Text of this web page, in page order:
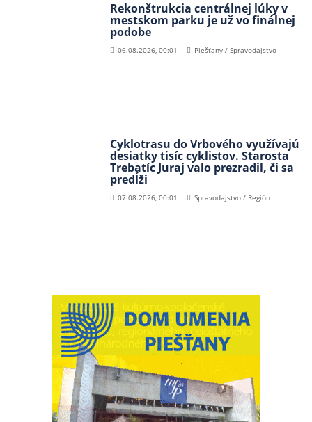
Rekonštrukcia centrálnej lúky v
mestskom parku je už vo finálnej
podobe
06.08.2026, 00:01 Piešťany / Spravodajstvo
Cyklotrasu do Vrbového využívajú
desiatky tisíc cyklistov. Starosta
Trebatíc Juraj valo prezradil, či sa
predĺži
07.08.2026, 00:01 Spravodajstvo / Región